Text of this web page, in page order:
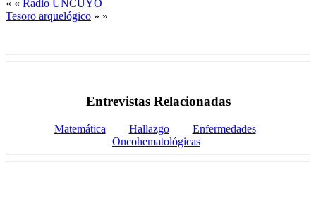
« « Radio UNCUYO
Tesoro arquelógico » »
Entrevistas Relacionadas
Matemática Hallazgo
Enfermedades
Oncohematológicas